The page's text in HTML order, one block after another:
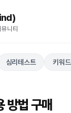
니티
심리테스트 키워
방법 구매